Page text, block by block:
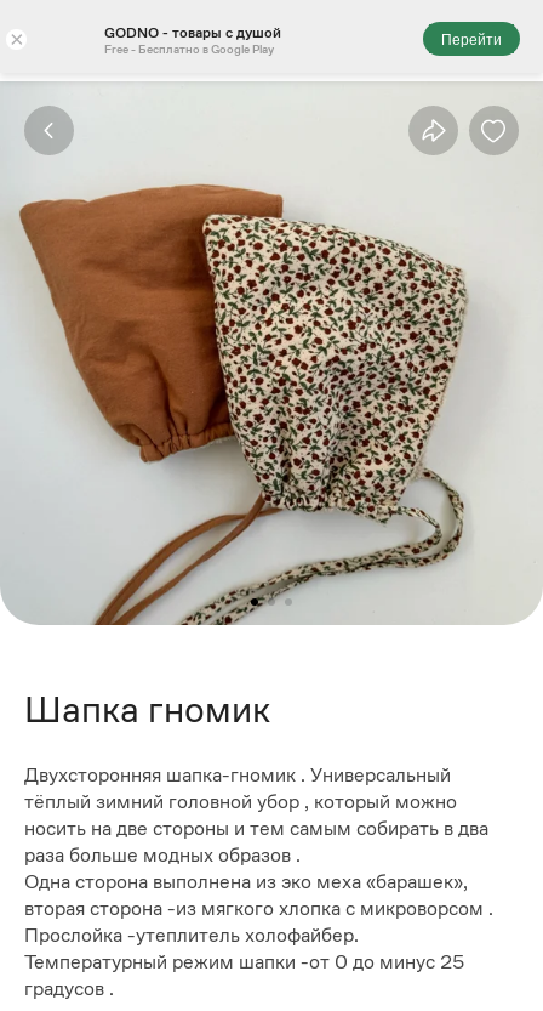
× GODNO - товары с душой
Free - Бесплатно в Google Play
Перейти
Шапка гномик
Двухсторонняя шапка-гномик . Универсальный
тёплый зимний головной убор , который можно
носить на две стороны и тем самым собирать в два
раза больше модных образов .
Одна сторона выполнена из эко меха «барашек»,
вторая сторона -из мягкого хлопка с микроворсом .
Прослойка -утеплитель холофайбер.
Температурный режим шапки -от 0 до минус 25
градусов .